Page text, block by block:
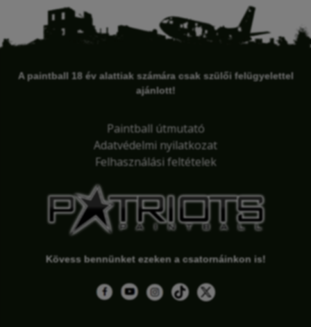
A paintball 18 év alattiak számára csak szülői felügyelettel
ajánlott!
Paintball útmutató
Adatvédelmi nyilatkozat
Felhasználási feltételek
Kövess bennünket ezeken a csatornáinkon is!